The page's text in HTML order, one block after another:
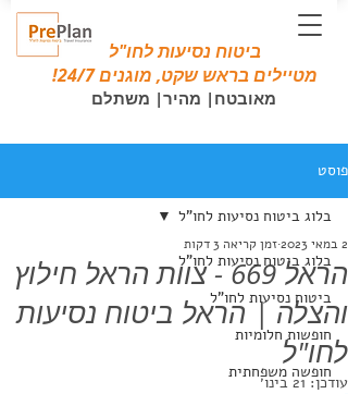
ביטוח נסיעות לחו"ל
מטיילים בראש שקט, מוגנים 24/7!
מאובטח| מהיר| משתלם
פוסט
בלוג ביטוח נסיעות לחו"ל
ביטוח נסיעות לחו"ל
חופשות חלומיות
חופשה משפחתית
בלוג ביטוח נסיעות לחו"ל
הראל 669 - צוות הראל חילוץ
והצלה | הראל ביטוח נסיעות
לחו"ל
2 במאי 2023 זמן קריאה 3 דקות
עודכן:21 בינו׳